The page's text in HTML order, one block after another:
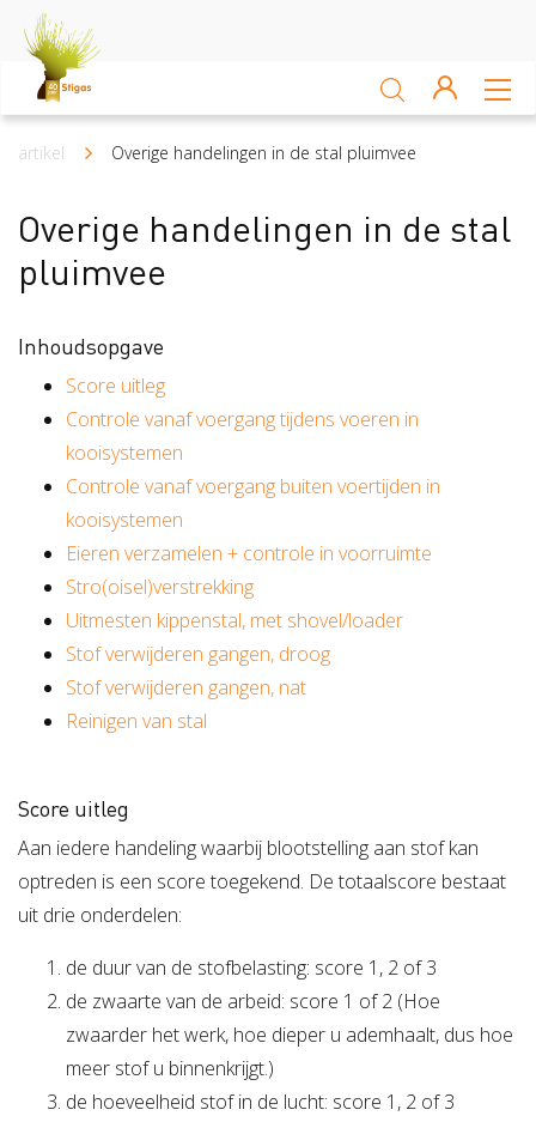
Arbocatalogus
Sectoren
Veiligheid
Veiligheid
Risico Inventarisatie & Evaluatie (RIE)
Verzuim
Verzuim
Verzuimbegeleiding Arbopakket seizoenswerker
Vitaliteit
Vitaliteit
Vitaliteitsscan Vertrouwenspersoon
Actueel
Actueel
Nieuws Nieuwsbrief
Over Stigas
Onze diensten
3V's van Stigas
Sluiten
Kruimelpad
artikel Overige handelingen in de stal pluimvee
Overige handelingen in de stal
pluimvee
Inhoudsopgave
Score uitleg
Controle vanaf voergang tijdens voeren in
kooisystemen
Controle vanaf voergang buiten voertijden in
kooisystemen
Eieren verzamelen + controle in voorruimte
Stro(oisel)verstrekking
Uitmesten kippenstal, met shovel/loader
Stof verwijderen gangen, droog
Stof verwijderen gangen, nat
Reinigen van stal
Score uitleg
Aan iedere handeling waarbij blootstelling aan stof kan
optreden is een score toegekend. De totaalscore bestaat
uit drie onderdelen:
de duur van de stofbelasting: score 1, 2 of 3
de zwaarte van de arbeid: score 1 of 2 (Hoe
zwaarder het werk, hoe dieper u ademhaalt, dus hoe
meer stof u binnenkrijgt.)
de hoeveelheid stof in de lucht: score 1, 2 of 3